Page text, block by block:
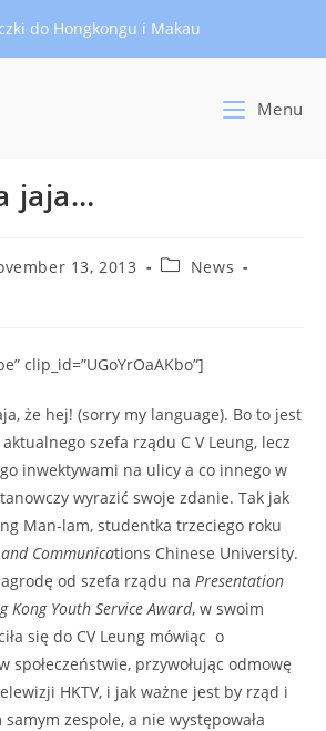
do Hongkongu i Makau
Menu
jaja…
13, 2013
PostNews
clip_id=”UGoYrOaAKbo”]
że hej! (sorry my language). Bo to jest
szefa rządu C V Leung, lecz
inwektywami na ulicy a co innego w
wyrazić swoje zdanie. Tak jak
Man-lam, studentka trzeciego roku
Communications Chinese University.
od szefa rządu na Presentation
Kong Youth Service Award, w swoim
się do CV Leung mówiąc o
społeczeństwie, przywołując odmowę
HKTV, i jak ważne jest by rząd i
samym zespole, a nie występowała